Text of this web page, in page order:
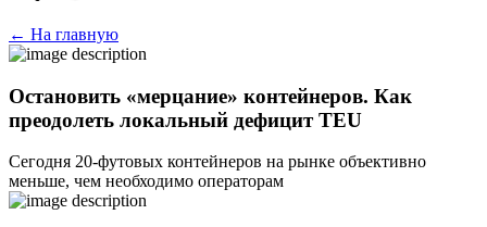
← На главную
Остановить «мерцание» контейнеров. Как
преодолеть локальный дефицит TEU
Сегодня 20-футовых контейнеров на рынке объективно
меньше, чем необходимо операторам